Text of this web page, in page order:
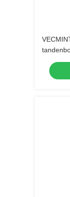
voor
perfect